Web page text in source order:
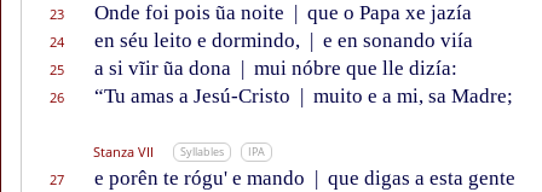
23 Onde foi pois ũa noite | que o Papa xe jazía
24 en séu leito e dormindo, | e en sonando viía
25 a si vĩir ũa dona | mui nóbre que lle dizía:
26 “Tu amas a Jesú-Cristo | muito e a mi, sa Madre;
Stanza VII Syllables IPA
27 e porên te rógu' e mando | que digas a esta gente